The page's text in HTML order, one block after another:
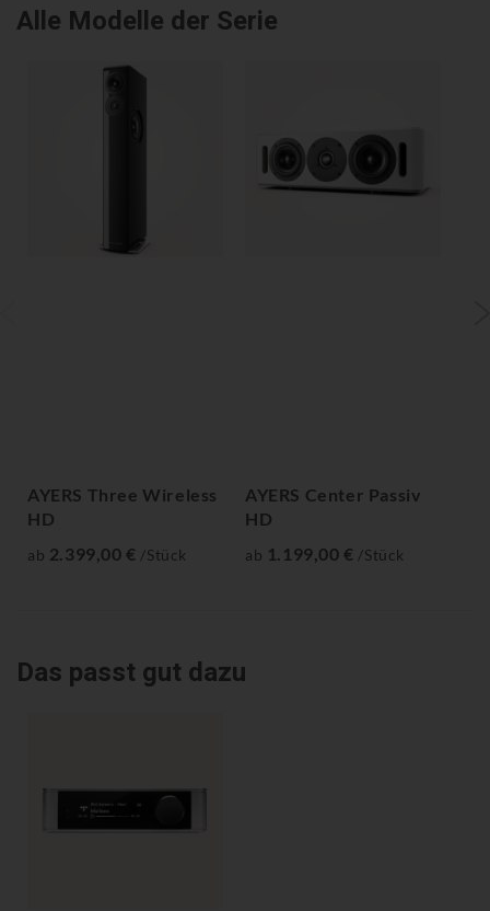
Alle Modelle der Serie
AYERS Three Wireless
HD
ab 2.399,00 € /Stück
AYERS Center Passiv
HD
ab 1.199,00 € /Stück
Das passt gut dazu